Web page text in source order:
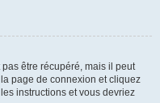
être récupéré, mais il peut
page de connexion et cliquez
instructions et vous devriez